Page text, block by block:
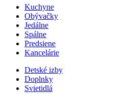
Kuchyne
Obývačky
Jedálne
Spálne
Predsiene
Kancelárie
Detské izby
Doplnky
Svietidlá